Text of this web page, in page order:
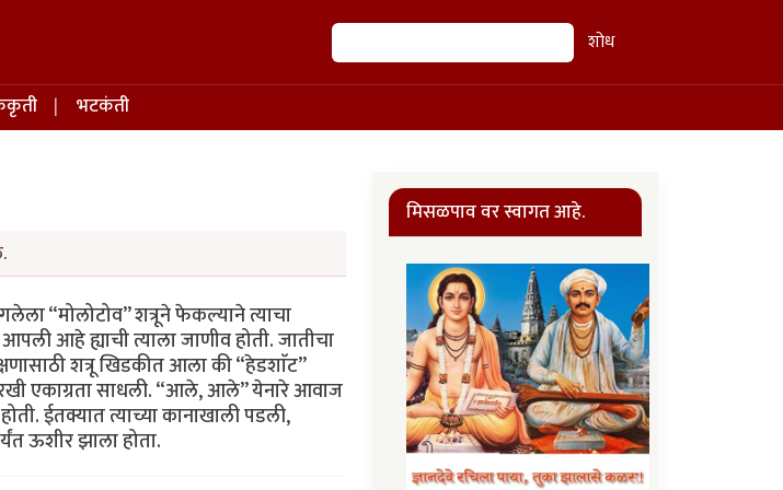
शोध शोध
भटकंती
“मोलोटोव” शत्रूने फेकल्याने त्याचा
आहे ह्याची त्याला जाणीव होती. जातीचा
शत्रू खिडकीत आला की “हेडशाॅट”
एकाग्रता साधली. “आले, आले” येनारे आवाज
ईतक्यात त्याच्या कानाखाली पडली,
ऊशीर झाला होता.
मिसळपाव वर स्वागत आहे.